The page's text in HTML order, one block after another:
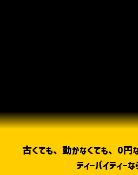
古くても、動かなくても、0円
ティーバイティーな